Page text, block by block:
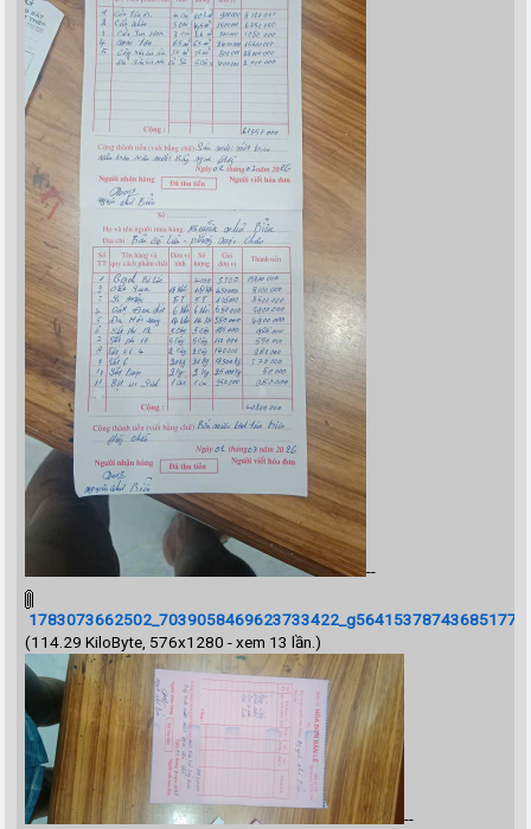
--
(114.29 KiloByte, 576x1280 - xem 13 lần.)
--